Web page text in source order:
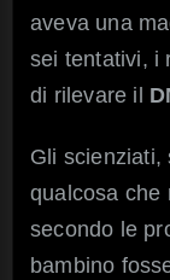
aveva una
sei tentativi, i
di rilevare il
Gli scienziati,
qualcosa che
secondo le
bambino